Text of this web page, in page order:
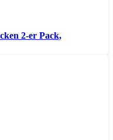
2-er Pack,